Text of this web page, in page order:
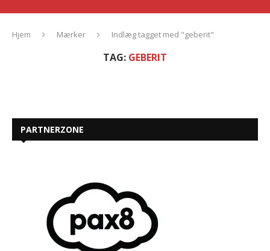
Hjem Mærker Indlæg tagget med "geberit"
TAG: GEBERIT
PARTNERZONE